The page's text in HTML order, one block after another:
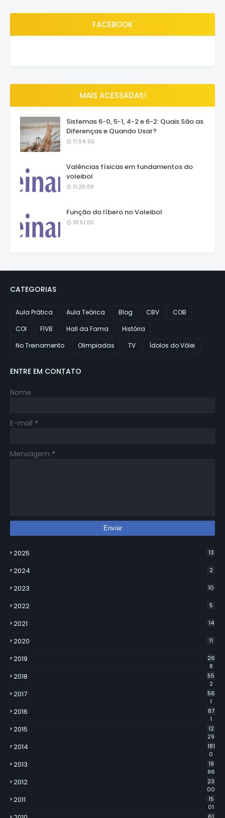
FACEBOOK
MAIS ACESSADAS!
Sistemas 6-0, 5-1, 4-2 e 6-2: Quais São as
Diferenças e Quando Usar?
11:04:00
Valências físicas em fundamentos do
voleibol
11:25:00
Função do líbero no Voleibol
10:51:00
CATEGORIAS
Aula Prática Aula Teórica Blog CBV
COB
COI
FIVB Hall da Fama
História
No Treinamento
Olimpiadas TV Ídolos do Vôlei
ENTRE EM CONTATO
Nome
E-mail *
Mensagem *
2025 13
2024 2
2023 10
2022 5
2021 14
2020 11
2019
26
8
2018
55
2
2017
56
1
2016
87
1
2015
12
29
2014
181
0
2013
19
96
2012
23
00
2011
15
01